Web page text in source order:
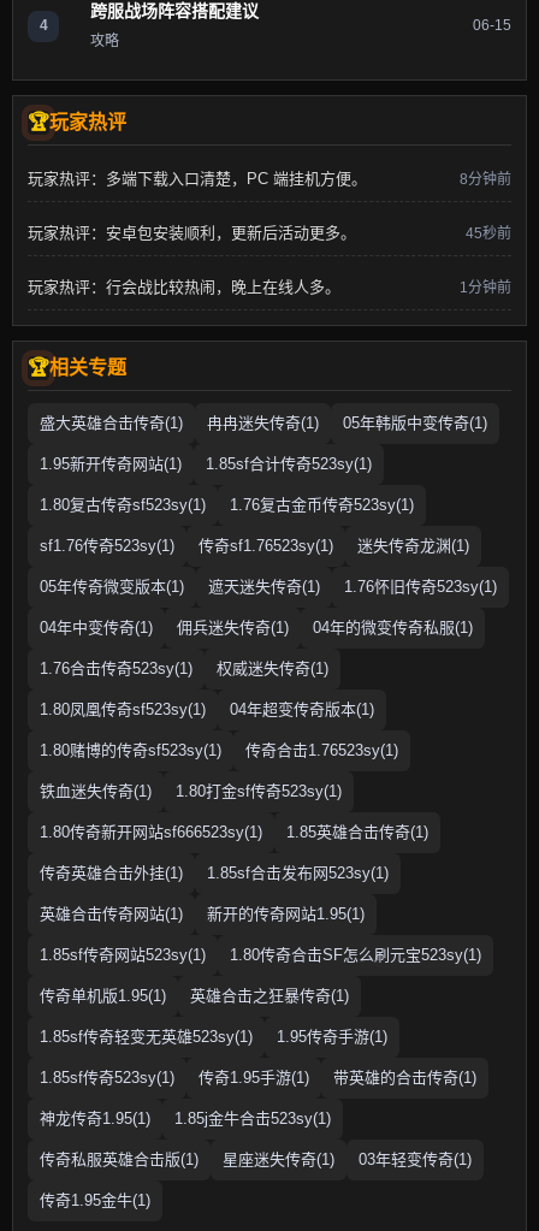
4
跨服战场阵容搭配建议
攻略
06-15
玩家热评
玩家热评：多端下载入口清楚，PC 端挂机方便。 8分钟前
玩家热评：安卓包安装顺利，更新后活动更多。 45秒前
玩家热评：行会战比较热闹，晚上在线人多。 1分钟前
相关专题
盛大英雄合击传奇(1) 冉冉迷失传奇(1) 05年韩版中变传奇(1)
1.95新开传奇网站(1) 1.85sf合计传奇523sy(1)
1.80复古传奇sf523sy(1) 1.76复古金币传奇523sy(1)
sf1.76传奇523sy(1) 传奇sf1.76523sy(1) 迷失传奇龙渊(1)
05年传奇微变版本(1) 遮天迷失传奇(1) 1.76怀旧传奇523sy(1)
04年中变传奇(1) 佣兵迷失传奇(1) 04年的微变传奇私服(1)
1.76合击传奇523sy(1) 权威迷失传奇(1)
1.80凤凰传奇sf523sy(1) 04年超变传奇版本(1)
1.80赌博的传奇sf523sy(1) 传奇合击1.76523sy(1)
铁血迷失传奇(1) 1.80打金sf传奇523sy(1)
1.80传奇新开网站sf666523sy(1) 1.85英雄合击传奇(1)
传奇英雄合击外挂(1) 1.85sf合击发布网523sy(1)
英雄合击传奇网站(1) 新开的传奇网站1.95(1)
1.85sf传奇网站523sy(1) 1.80传奇合击SF怎么刷元宝523sy(1)
传奇单机版1.95(1) 英雄合击之狂暴传奇(1)
1.85sf传奇轻变无英雄523sy(1) 1.95传奇手游(1)
1.85sf传奇523sy(1) 传奇1.95手游(1) 带英雄的合击传奇(1)
神龙传奇1.95(1) 1.85j金牛合击523sy(1)
传奇私服英雄合击版(1) 星座迷失传奇(1) 03年轻变传奇(1)
传奇1.95金牛(1)